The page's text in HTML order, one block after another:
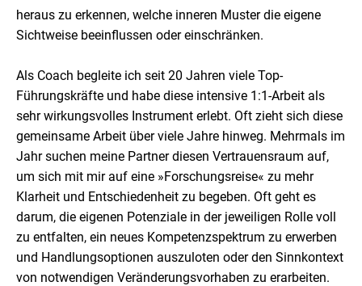
heraus zu erkennen, welche inneren Muster die eigene
Sichtweise beeinflussen oder einschränken.
Als Coach begleite ich seit 20 Jahren viele Top-
Führungskräfte und habe diese intensive 1:1-Arbeit als
sehr wirkungsvolles Instrument erlebt. Oft zieht sich diese
gemeinsame Arbeit über viele Jahre hinweg. Mehrmals im
Jahr suchen meine Partner diesen Vertrauensraum auf,
um sich mit mir auf eine »Forschungsreise« zu mehr
Klarheit und Entschiedenheit zu begeben. Oft geht es
darum, die eigenen Potenziale in der jeweiligen Rolle voll
zu entfalten, ein neues Kompetenzspektrum zu erwerben
und Handlungsoptionen auszuloten oder den Sinnkontext
von notwendigen Veränderungsvorhaben zu erarbeiten.